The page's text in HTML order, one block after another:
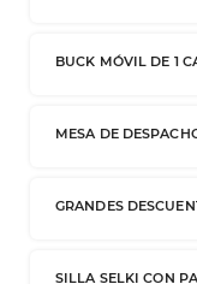
BUCK MÓVIL DE 1
MESA DE
GRANDES
SILLA SELKI CON